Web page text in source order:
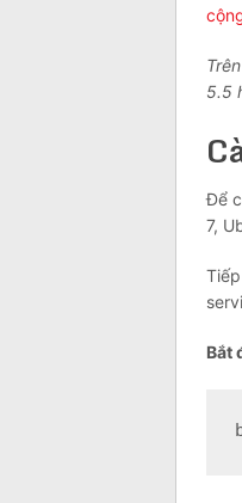
5.5
Để
7,
Bắt